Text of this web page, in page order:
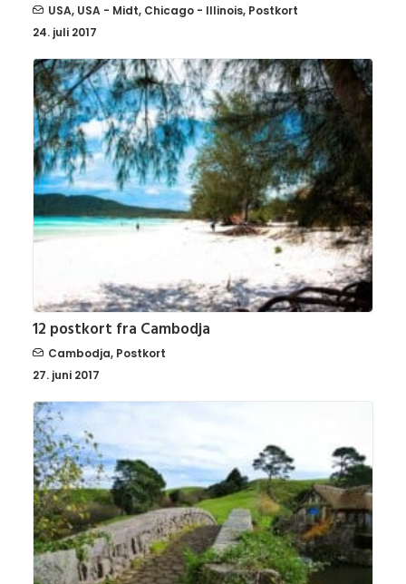
USA, USA - Midt, Chicago - Illinois, Postkort
24. juli 2017
12 postkort fra Cambodja
Cambodja, Postkort
27. juni 2017